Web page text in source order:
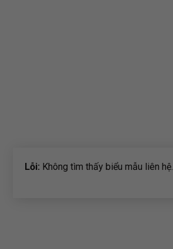
Lỗi: Không tìm thấy biểu mẫu liên hệ.